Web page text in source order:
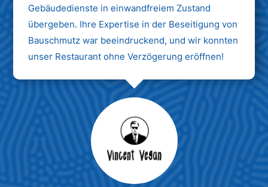
Gebäudedienste in einwandfreiem Zustand
übergeben. Ihre Expertise in der Beseitigung von
Bauschmutz war beeindruckend, und wir konnten
unser Restaurant ohne Verzögerung eröffnen!